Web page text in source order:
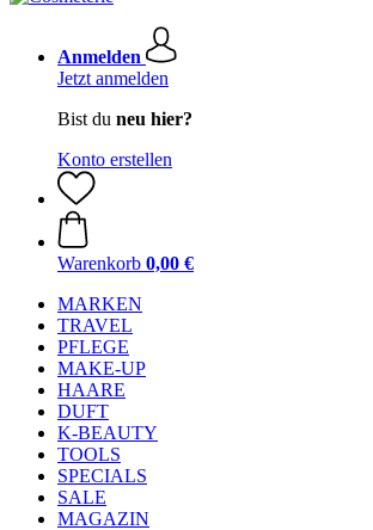
Anmelden
Jetzt anmelden
Bist du neu hier?
Konto erstellen
Warenkorb 0,00 €
MARKEN
TRAVEL
PFLEGE
MAKE-UP
HAARE
DUFT
K-BEAUTY
TOOLS
SPECIALS
SALE
MAGAZIN